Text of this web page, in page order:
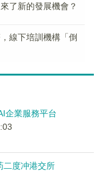
了新的發展機會？
線下培訓機構「倒
企業服務平台
二度冲港交所